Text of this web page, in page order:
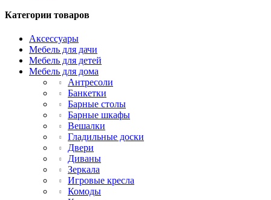
Категории товаров
Аксессуары
Мебель для дачи
Мебель для детей
Мебель для дома
Антресоли
Банкетки
Барные столы
Барные шкафы
Вешалки
Гладильные доски
Двери
Диваны
Зеркала
Игровые кресла
Комоды